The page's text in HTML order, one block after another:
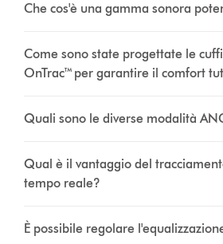
Che cos'è una gamma sonora
Come sono state progettate le
OnTrac™ per garantire il comfort
Quali sono le diverse modalità
Qual è il vantaggio del
tempo reale?
È possibile regolare